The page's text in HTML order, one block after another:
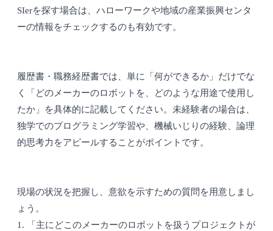
SIerを探す場合は、ハローワークや地域の産業振興センタ
ーの情報をチェックするのも有効です。
履歴書・職務経歴書では、単に「何ができるか」だけでな
く「どのメーカーのロボットを、どのような用途で使用し
たか」を具体的に記載してください。未経験者の場合は、
独学でのプログラミング学習や、機械いじりの経験、論理
的思考力をアピールすることがポイントです。
現場の状況を把握し、意欲を示すための質問を用意しまし
ょう。
1. 「主にどこのメーカーのロボットを扱うプロジェクトが